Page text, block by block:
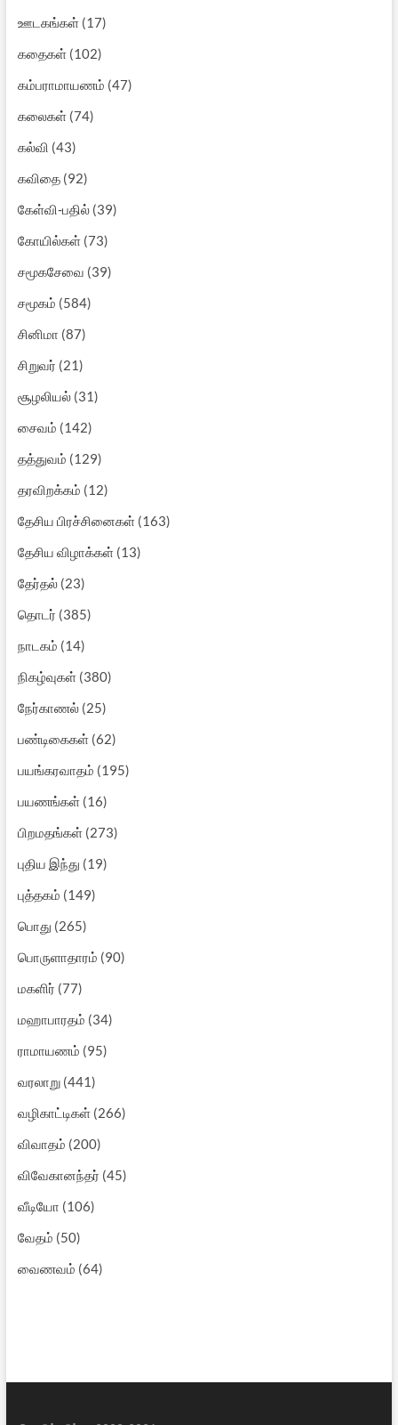
ஊடகங்கள்(17)
கதைகள்(102)
கம்பராமாயணம் (47)
கலைகள்(74)
கல்வி (43)
கவிதை(92)
கேள்வி-பதில்(39)
கோயில்கள்(73)
சமூகசேவை (39)
சமூகம் (584)
சினிமா (87)
சிறுவர் (21)
சூழலியல்(31)
சைவம் (142)
தத்துவம் (129)
தரவிறக்கம் (12)
தேசிய பிரச்சினைகள்(163)
தேசிய விழாக்கள்(13)
தேர்தல்(23)
தொடர் (385)
நாடகம் (14)
நிகழ்வுகள்(380)
நேர்காணல்(25)
பண்டிகைகள்(62)
பயங்கரவாதம் (195)
பயணங்கள்(16)
பிறமதங்கள்(273)
புதிய இந்து (19)
புத்தகம் (149)
பொது (265)
பொருளாதாரம் (90)
மகளிர் (77)
மஹாபாரதம் (34)
ராமாயணம் (95)
வரலாறு(441)
வழிகாட்டிகள்(266)
விவாதம் (200)
விவேகானந்தர் (45)
வீடியோ (106)
வேதம் (50)
வைணவம் (64)